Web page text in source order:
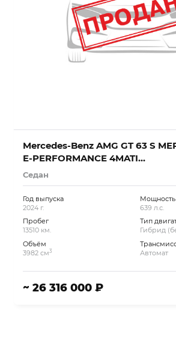
Mercedes-Benz AMG GT 63 S
E-PERFORMANCE 4MATI…
Седан
Год выпуска
2024 г.
Пробег
13510 км.
Объём
3982 см3
Мощность
639 л.с.
Тип
Гибрид
Автомат
~ 26 316 000 ₽